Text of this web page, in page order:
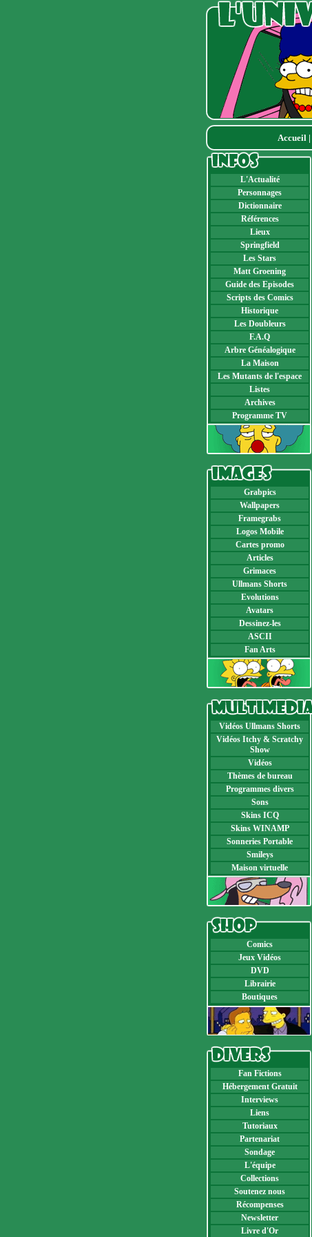
Accueil|
L'Actualité
Personnages
Dictionnaire
Références
Lieux
Springfield
Les Stars
Matt Groening
Guide des Episodes
Scripts des Comics
Historique
Les Doubleurs
F.A.Q
Arbre Généalogique
La Maison
Les Mutants de l'espace
Listes
Archives
Programme TV
Grabpics
Wallpapers
Framegrabs
Logos Mobile
Cartes promo
Articles
Grimaces
Ullmans Shorts
Evolutions
Avatars
Dessinez-les
ASCII
Fan Arts
Vidéos Ullmans Shorts
Vidéos Itchy & Scratchy
Show
Vidéos
Thèmes de bureau
Programmes divers
Sons
Skins ICQ
Skins WINAMP
Sonneries Portable
Smileys
Maison virtuelle
Comics
Jeux Vidéos
DVD
Librairie
Boutiques
Fan Fictions
Hébergement Gratuit
Interviews
Liens
Tutoriaux
Partenariat
Sondage
L'équipe
Collections
Soutenez nous
Récompenses
Newsletter
Livre d'Or